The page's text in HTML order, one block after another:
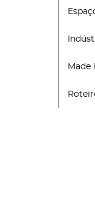
Made